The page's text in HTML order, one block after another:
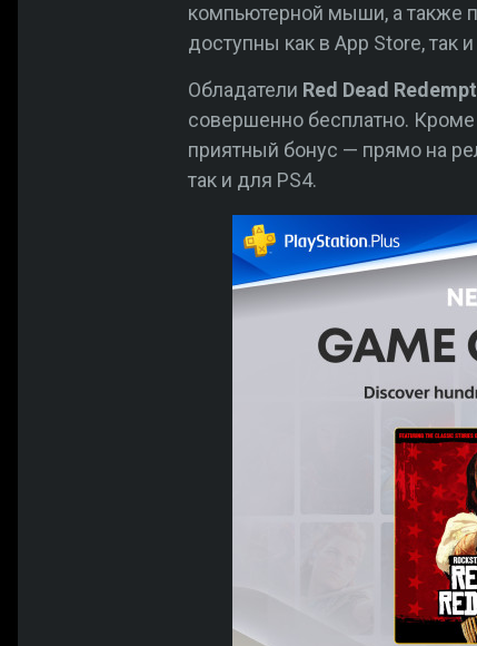
компьютерной мыши, а также
доступны как в App Store, так
Обладатели Red Dead
совершенно бесплатно.
приятный бонус — прямо на
так и для PS4.